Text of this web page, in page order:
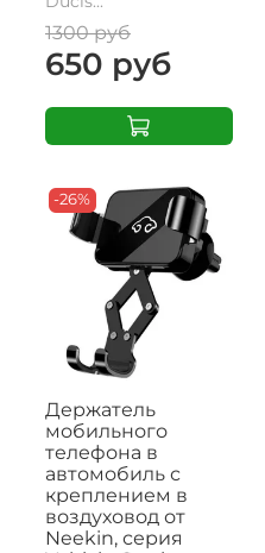
1300 руб
650 руб
-26%
Держатель
мобильного
телефона в
автомобиль с
креплением в
воздуховод от
Neekin, серия